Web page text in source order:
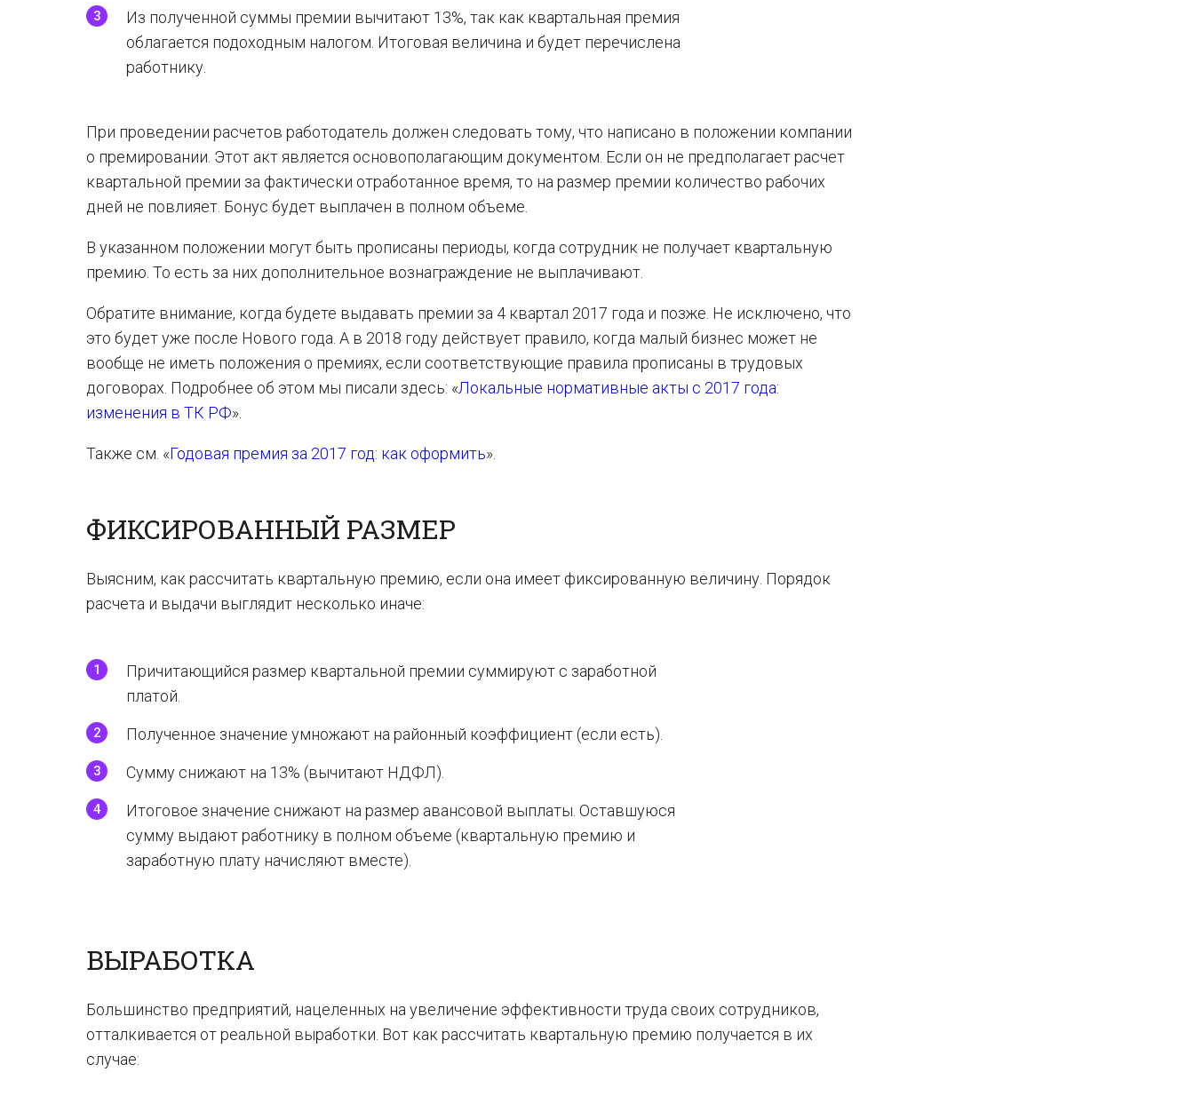
Из полученной суммы премии вычитают 13%, так как квартальная премия
облагается подоходным налогом. Итоговая величина и будет перечислена
работнику.
При проведении расчетов работодатель должен следовать тому, что написано в положении компании
о премировании. Этот акт является основополагающим документом. Если он не предполагает расчет
квартальной премии за фактически отработанное время, то на размер премии количество рабочих
дней не повлияет. Бонус будет выплачен в полном объеме.
В указанном положении могут быть прописаны периоды, когда сотрудник не получает квартальную
премию. То есть за них дополнительное вознаграждение не выплачивают.
Обратите внимание, когда будете выдавать премии за 4 квартал 2017 года и позже. Не исключено, что
это будет уже после Нового года. А в 2018 году действует правило, когда малый бизнес может не
вообще не иметь положения о премиях, если соответствующие правила прописаны в трудовых
договорах. Подробнее об этом мы писали здесь: «Локальные нормативные акты с 2017 года:
изменения в ТК РФ».
Также см. «Годовая премия за 2017 год: как оформить».
ФИКСИРОВАННЫЙ РАЗМЕР
Выясним, как рассчитать квартальную премию, если она имеет фиксированную величину. Порядок
расчета и выдачи выглядит несколько иначе:
Причитающийся размер квартальной премии суммируют с заработной
платой.
Полученное значение умножают на районный коэффициент (если есть).
Сумму снижают на 13% (вычитают НДФЛ).
Итоговое значение снижают на размер авансовой выплаты. Оставшуюся
сумму выдают работнику в полном объеме (квартальную премию и
заработную плату начисляют вместе).
ВЫРАБОТКА
Большинство предприятий, нацеленных на увеличение эффективности труда своих сотрудников,
отталкивается от реальной выработки. Вот как рассчитать квартальную премию получается в их
случае: